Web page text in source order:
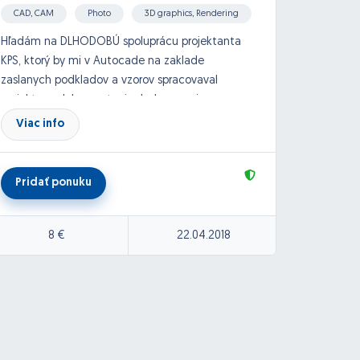
CAD, CAM Photo 3D graphics, Rendering
Hľadám na DLHODOBÚ spoluprácu projektanta
KPS, ktorý by mi v Autocade na zaklade
zaslanych podkladov a vzorov spracovaval
rodinné domy, rekonstrukcie. Jednoducha, ale
dolezita praca. Cena za odvedenu pracu
Idealne, ak by ste boli z okolia Piestan, Trnavy,
Nového Mesta nad Váhom.
Viac info ohladom projektov na www.rodinny-
Viac info
Pridať ponuku
8 € 22.04.2018